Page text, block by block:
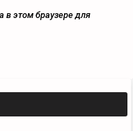
в этом браузере для